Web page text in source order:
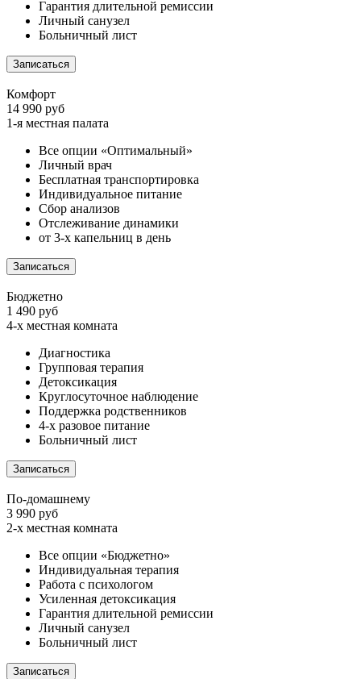
Гарантия длительной ремиссии
Личный санузел
Больничный лист
Записаться
Комфорт
14 990 руб
1-я местная палата
Все опции «Оптимальный»
Личный врач
Бесплатная транспортировка
Индивидуальное питание
Сбор анализов
Отслеживание динамики
от 3-х капельниц в день
Записаться
Бюджетно
1 490 руб
4-х местная комната
Диагностика
Групповая терапия
Детоксикация
Круглосуточное наблюдение
Поддержка родственников
4-х разовое питание
Больничный лист
Записаться
По-домашнему
3 990 руб
2-х местная комната
Все опции «Бюджетно»
Индивидуальная терапия
Работа с психологом
Усиленная детоксикация
Гарантия длительной ремиссии
Личный санузел
Больничный лист
Записаться